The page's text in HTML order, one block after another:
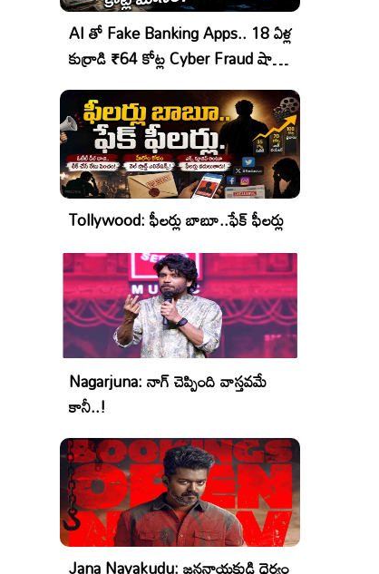
AI తో Fake Banking Apps.. 18 ఏళ్ల
కుర్రాడి ₹64 కోట్ల Cyber Fraud షాకింగ్
ఆపరేషన్!
Tollywood: ఫీలర్లు బాబూ..ఫేక్ ఫీలర్లు
Nagarjuna: నాగ్ చెప్పింది వాస్తవమే
కానీ..!